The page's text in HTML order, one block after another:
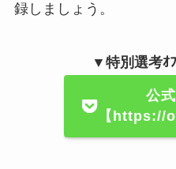
録しましょう。
▼特別選考ｵ
公
【https://